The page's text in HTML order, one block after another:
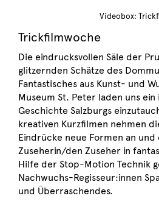
Videobox:
Trickfilmwoche
Die eindrucksvollen Säle der
glitzernden Schätze des
Fantastisches aus Kunst- und
Museum St. Peter laden uns
Geschichte Salzburgs
kreativen Kurzfilmen nehmen
Eindrücke neue Formen an
Zuseherin/den Zuseher in
Hilfe der Stop-Motion Technik
Nachwuchs-Regisseur:innen
und Überraschendes.